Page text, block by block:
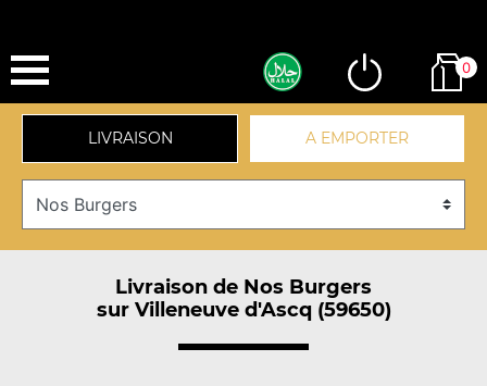
0
LIVRAISON A EMPORTER
Livraison de Nos Burgers
sur Villeneuve d'Ascq (59650)